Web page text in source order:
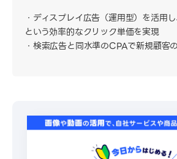
ディスプレイ広告（運用型）を活用
という効率的なクリック単価を実現
検索広告と同水準のCPAで新規顧客